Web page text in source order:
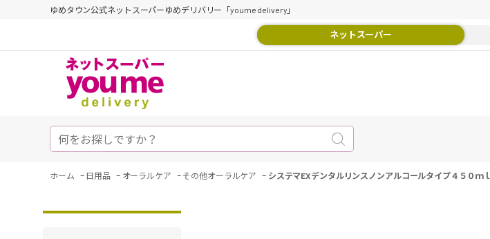
ゆめタウン公式ネットスーパーゆめデリバリー「youme delivery」
ネットスーパー
ホーム - 日用品 - オーラルケア - その他オーラルケア - システマEXデンタルリンスノンアルコールタイプ４５０ｍｌ